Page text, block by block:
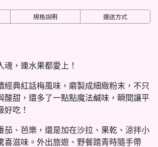
規格說明 運送方式
，連水果都愛上！
經典紅話梅風味，磨製成細緻粉末，不只
酸甜，還多了一點點魔法鹹味，瞬間讓平
好吃！
茄、芭樂，還是加在沙拉、果乾、涼拌小
喜滋味。外出旅遊、野餐踏青時隨手帶